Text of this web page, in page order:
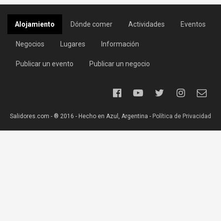
Alojamiento Dónde comer Actividades Eventos
Negocios Lugares Información
Publicar un evento Publicar un negocio
Salidores.com - ® 2016 - Hecho en Azul, Argentina - Política de Privacidad